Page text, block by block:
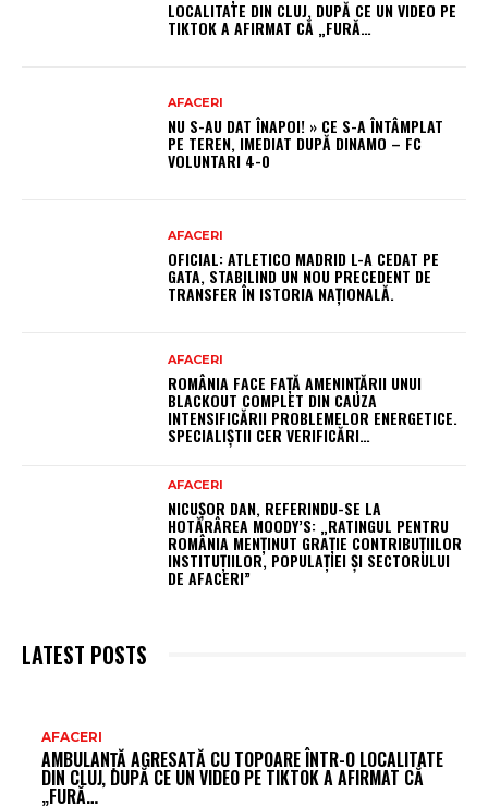
LOCALITATE DIN CLUJ, DUPĂ CE UN VIDEO PE
TIKTOK A AFIRMAT CĂ „FURĂ…
AFACERI
NU S-AU DAT ÎNAPOI! » CE S-A ÎNTÂMPLAT
PE TEREN, IMEDIAT DUPĂ DINAMO – FC
VOLUNTARI 4-0
AFACERI
OFICIAL: ATLETICO MADRID L-A CEDAT PE
GATA, STABILIND UN NOU PRECEDENT DE
TRANSFER ÎN ISTORIA NAȚIONALĂ.
AFACERI
ROMÂNIA FACE FAȚĂ AMENINȚĂRII UNUI
BLACKOUT COMPLET DIN CAUZA
INTENSIFICĂRII PROBLEMELOR ENERGETICE.
SPECIALIȘTII CER VERIFICĂRI…
AFACERI
NICUȘOR DAN, REFERINDU-SE LA
HOTĂRÂREA MOODY’S: „RATINGUL PENTRU
ROMÂNIA MENȚINUT GRAȚIE CONTRIBUȚIILOR
INSTITUȚIILOR, POPULAȚIEI ȘI SECTORULUI
DE AFACERI”
LATEST POSTS
AFACERI
AMBULANȚĂ AGRESATĂ CU TOPOARE ÎNTR-O LOCALITATE
DIN CLUJ, DUPĂ CE UN VIDEO PE TIKTOK A AFIRMAT CĂ
„FURĂ…